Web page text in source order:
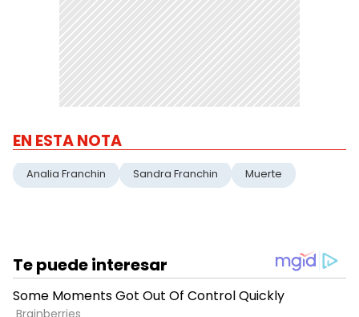
EN ESTA NOTA
Analia Franchin Sandra Franchin Muerte